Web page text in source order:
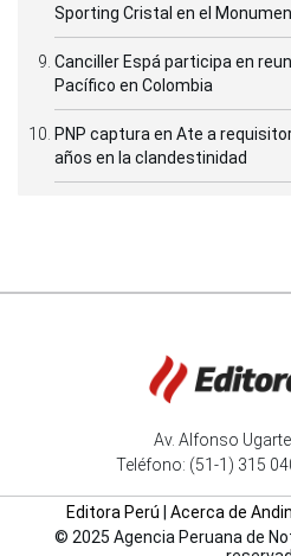
Sporting Cristal en el
Canciller Espá participa en
Pacífico en Colombia
PNP captura en Ate a
años en la clandestinidad
Av. Alfonso
Teléfono: (51-1) 315
Editora Perú Acerca de
© 2025 Agencia Peruana de